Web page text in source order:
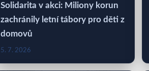
Solidarita v akci: Miliony korun
zachránily letní tábory pro děti z
domovů
5. 7. 2026